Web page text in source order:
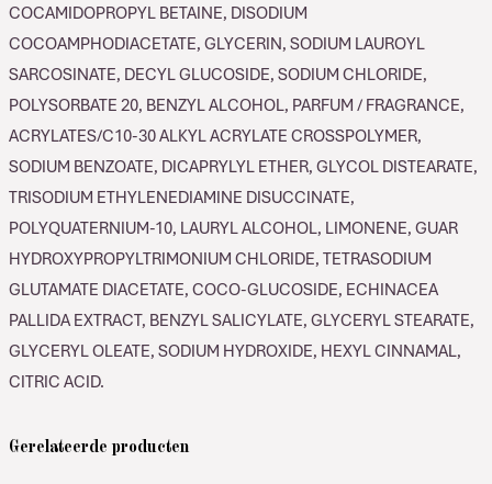
COCAMIDOPROPYL BETAINE, DISODIUM
COCOAMPHODIACETATE, GLYCERIN, SODIUM LAUROYL
SARCOSINATE, DECYL GLUCOSIDE, SODIUM CHLORIDE,
POLYSORBATE 20, BENZYL ALCOHOL, PARFUM / FRAGRANCE,
ACRYLATES/C10-30 ALKYL ACRYLATE CROSSPOLYMER,
SODIUM BENZOATE, DICAPRYLYL ETHER, GLYCOL DISTEARATE,
TRISODIUM ETHYLENEDIAMINE DISUCCINATE,
POLYQUATERNIUM-10, LAURYL ALCOHOL, LIMONENE, GUAR
HYDROXYPROPYLTRIMONIUM CHLORIDE, TETRASODIUM
GLUTAMATE DIACETATE, COCO-GLUCOSIDE, ECHINACEA
PALLIDA EXTRACT, BENZYL SALICYLATE, GLYCERYL STEARATE,
GLYCERYL OLEATE, SODIUM HYDROXIDE, HEXYL CINNAMAL,
CITRIC ACID.
Gerelateerde producten